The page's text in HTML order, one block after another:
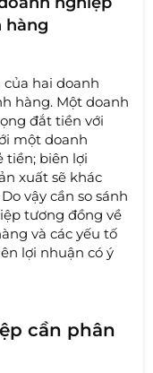
hàng
của hai doanh
hàng. Một doanh
đắt tiền với
một doanh
tiền; biên lợi
xuất sẽ khác
vậy cần so sánh
tương đồng về
và các yếu tố
lợi nhuận có ý
cần phân